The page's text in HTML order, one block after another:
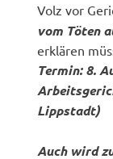
Volz vor
vom Töten
erklären
Termin: 8.
Lippstadt)
Auch wird